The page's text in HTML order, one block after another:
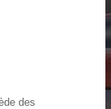
des